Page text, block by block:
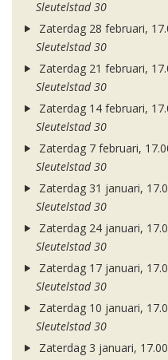
Sleutelstad 30
Zaterdag 28 februari,
Sleutelstad 30
Zaterdag 21 februari,
Sleutelstad 30
Zaterdag 14 februari,
Sleutelstad 30
Zaterdag 7 februari,
Sleutelstad 30
Zaterdag 31 januari,
Sleutelstad 30
Zaterdag 24 januari,
Sleutelstad 30
Zaterdag 17 januari,
Sleutelstad 30
Zaterdag 10 januari,
Sleutelstad 30
Zaterdag 3 januari,